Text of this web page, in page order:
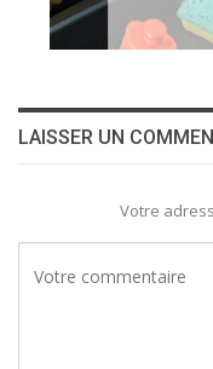
LAISSER UN
Votre